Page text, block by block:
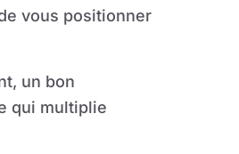
vous positionner
un bon
qui multiplie